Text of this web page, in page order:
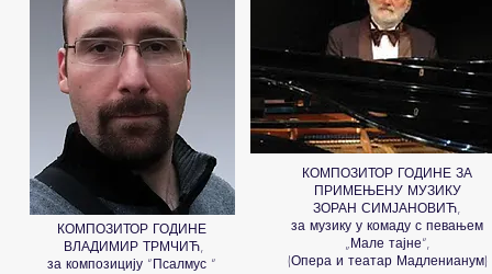
КОМПОЗИТОР ГОДИНЕ
ВЛАДИМИР ТРМЧИЋ,
за композицију “Псалмус “
КОМПОЗИТОР ГОДИНЕ ЗА
ПРИМЕЊЕНУ МУЗИКУ
ЗОРАН СИМЈАНОВИЋ,
за музику у комаду с певањем
„Мале тајне“,
(Опера и театар Мадленианум)